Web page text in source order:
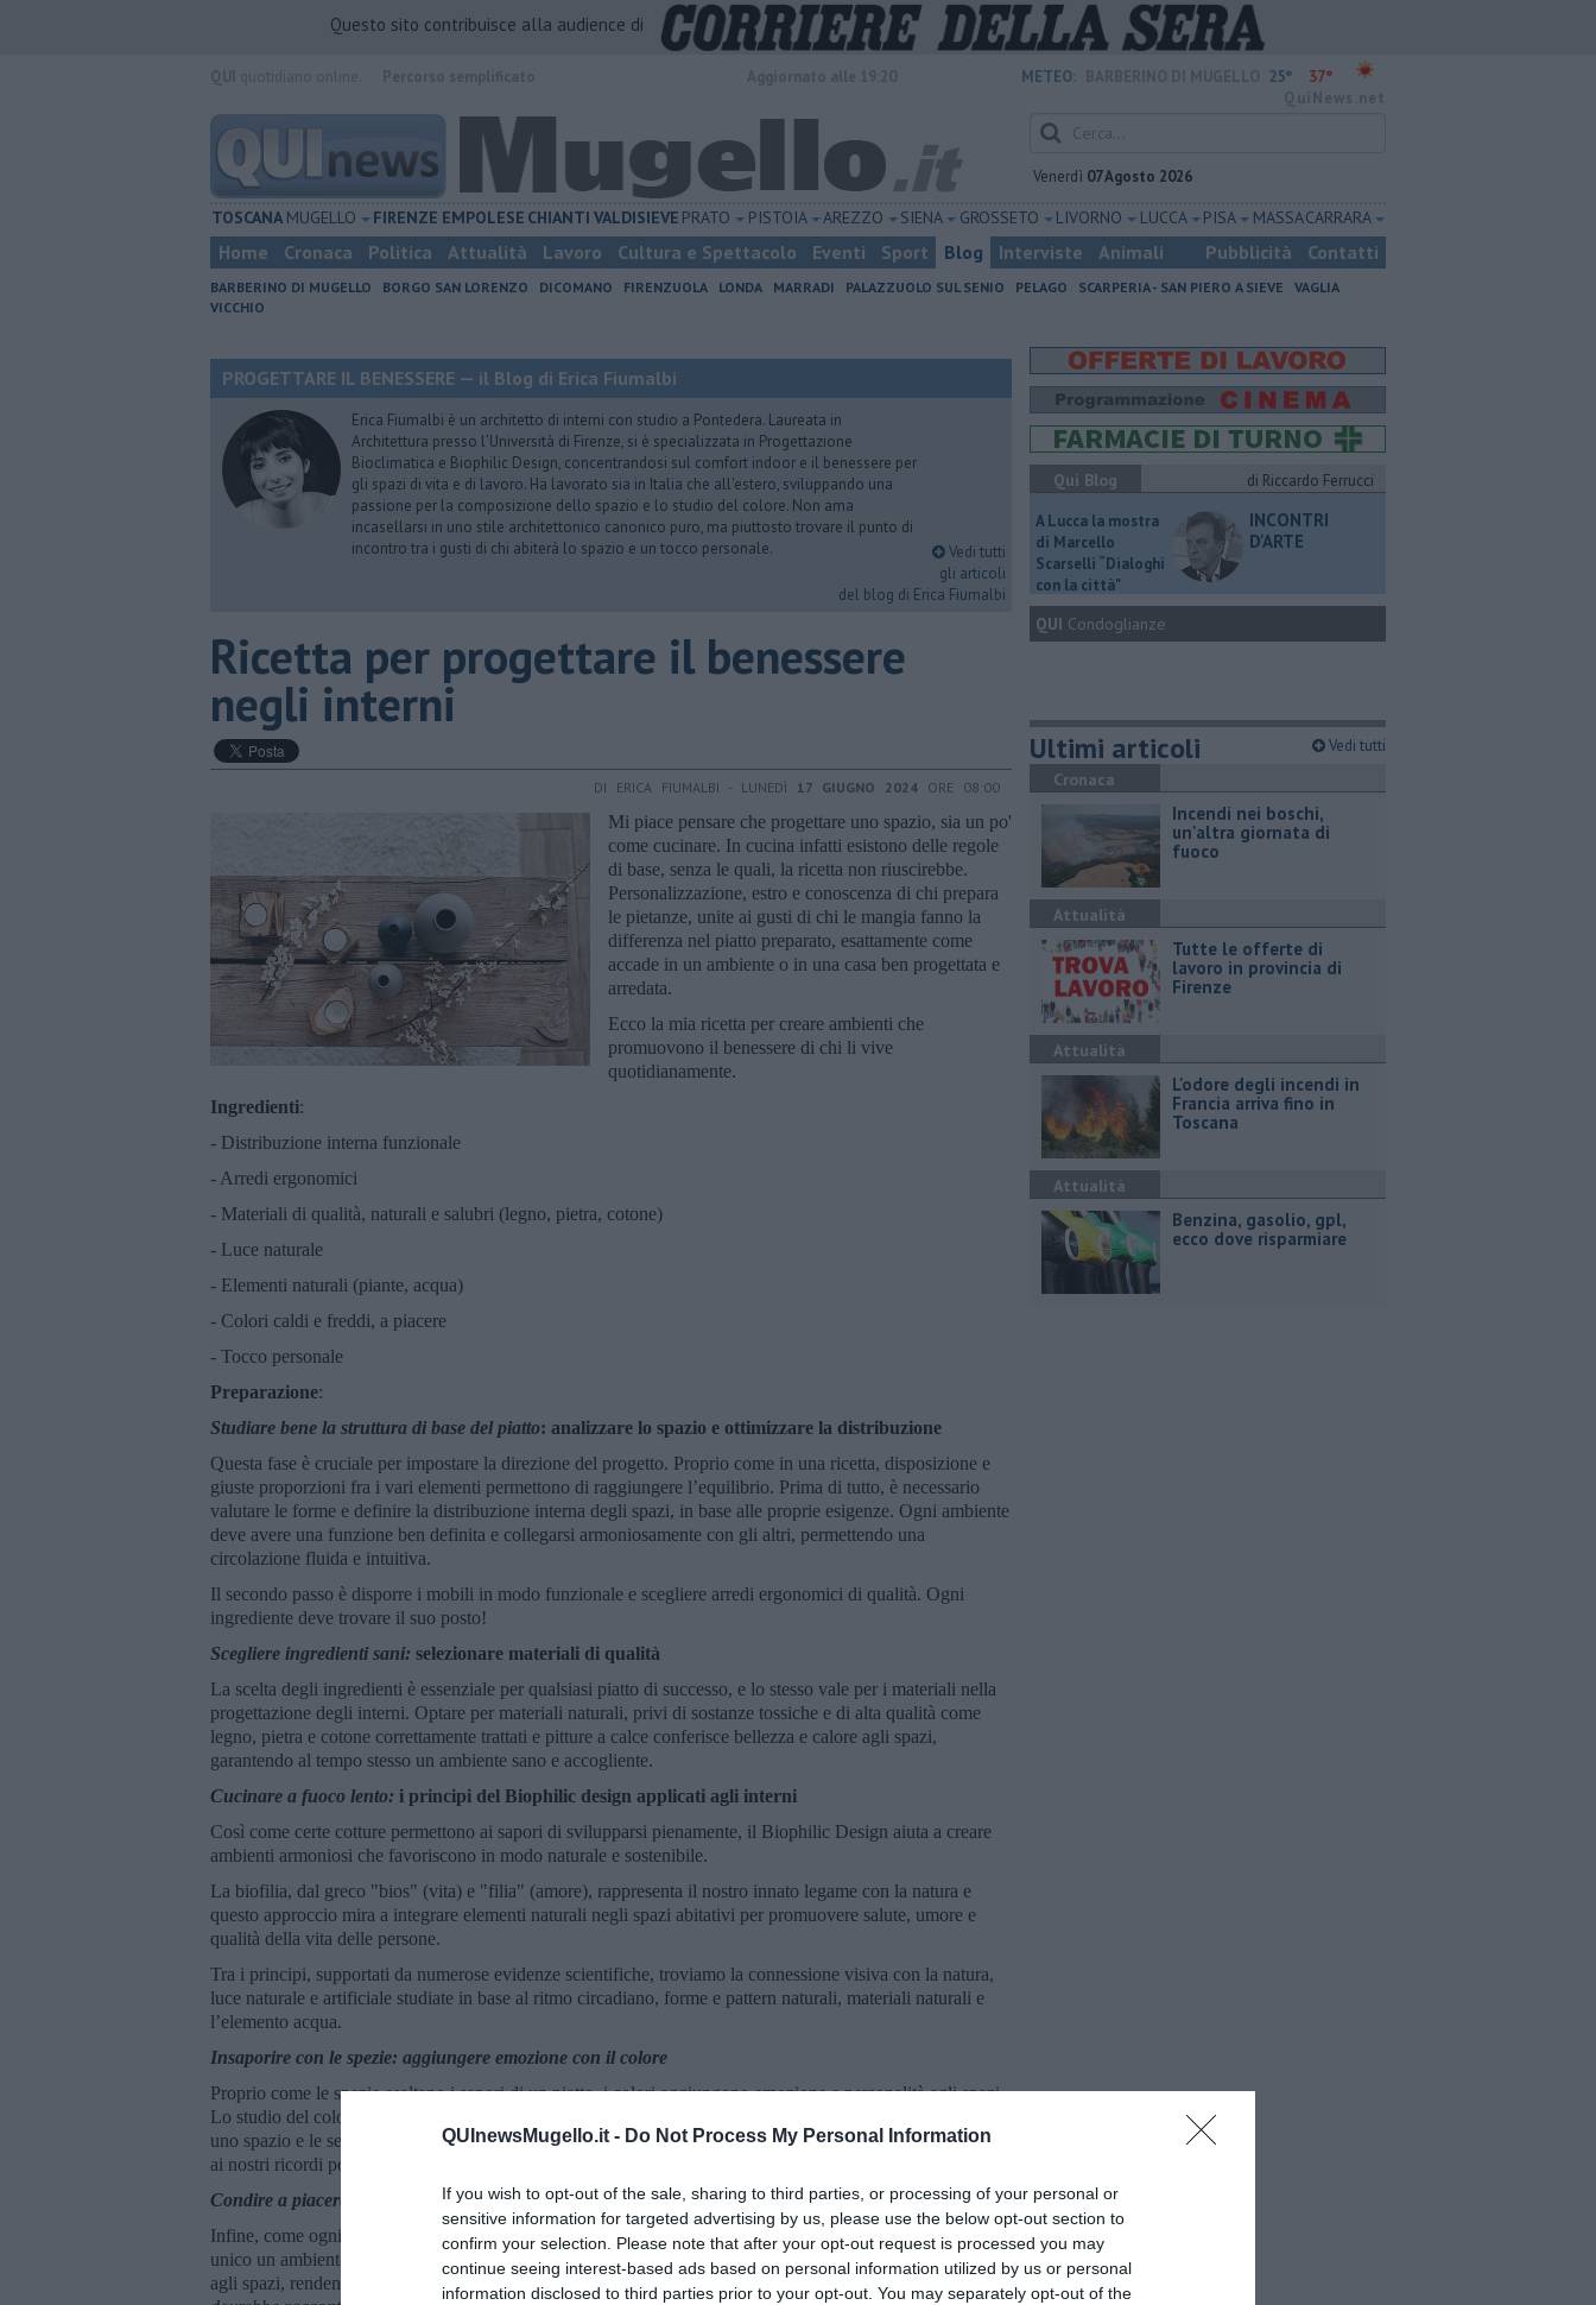
QUInewsMugello.it - Do Not Process My Personal Information
If you wish to opt-out of the sale, sharing to third parties, or processing of your personal or
sensitive information for targeted advertising by us, please use the below opt-out section to
confirm your selection. Please note that after your opt-out request is processed you may
continue seeing interest-based ads based on personal information utilized by us or personal
information disclosed to third parties prior to your opt-out. You may separately opt-out of the
Questo sito contribuisce alla audience di
METEO: 25° 37°
Venerdì 07 Agosto 2026
TOSCANA MUGELLO FIRENZE EMPOLESE CHIANTI VALDISIEVE PRATO PISTOIA AREZZO SIENA GROSSETO LIVORNO LUCCA PISA MASSA CARRARA
Home Cronaca Politica Attualità Lavoro Cultura e Spettacolo Eventi Sport Blog Interviste Animali Pubblicità Contatti
BARBERINO DI MUGELLO BORGO SAN LORENZO DICOMANO FIRENZUOLA LONDA MARRADI PALAZZUOLO SUL SENIO PELAGO SCARPERIA - SAN PIERO A SIEVE
VAGLIA
VICCHIO
PROGETTARE IL BENESSERE — il Blog di Erica Fiumalbi
Erica Fiumalbi è un architetto di interni con studio a Pontedera. Laureata in
Architettura presso l’Università di Firenze, si è specializzata in Progettazione
Bioclimatica e Biophilic Design, concentrandosi sul comfort indoor e il benessere per
gli spazi di vita e di lavoro. Ha lavorato sia in Italia che all'estero, sviluppando una
passione per la composizione dello spazio e lo studio del colore. Non ama
incasellarsi in uno stile architettonico canonico puro, ma piuttosto trovare il punto di
incontro tra i gusti di chi abiterà lo spazio e un tocco personale.
Vedi tutti
gli articoli
del blog di Erica Fiumalbi
​Ricetta per progettare il benessere
negli interni
DI ERICA FIUMALBI - LUNEDÌ 17 GIUGNO 2024 ORE 08:00
Mi piace pensare che progettare uno spazio, sia un po'
come cucinare. In cucina infatti esistono delle regole
di base, senza le quali, la ricetta non riuscirebbe.
Personalizzazione, estro e conoscenza di chi prepara
le pietanze, unite ai gusti di chi le mangia fanno la
differenza nel piatto preparato, esattamente come
accade in un ambiente o in una casa ben progettata e
arredata.
Ecco la mia ricetta per creare ambienti che
promuovono il benessere di chi li vive
quotidianamente.
Ingredienti:
- Distribuzione interna funzionale
- Arredi ergonomici
- Materiali di qualità, naturali e salubri (legno, pietra, cotone)
- Luce naturale
- Elementi naturali (piante, acqua)
- Colori caldi e freddi, a piacere
- Tocco personale
Preparazione:
Studiare bene la struttura di base del piatto: analizzare lo spazio e ottimizzare la distribuzione
Questa fase è cruciale per impostare la direzione del progetto. Proprio come in una ricetta, disposizione e
giuste proporzioni fra i vari elementi permettono di raggiungere l’equilibrio. Prima di tutto, è necessario
valutare le forme e definire la distribuzione interna degli spazi, in base alle proprie esigenze. Ogni ambiente
deve avere una funzione ben definita e collegarsi armoniosamente con gli altri, permettendo una
circolazione fluida e intuitiva.
Il secondo passo è disporre i mobili in modo funzionale e scegliere arredi ergonomici di qualità. Ogni
ingrediente deve trovare il suo posto!
Scegliere ingredienti sani: selezionare materiali di qualità
La scelta degli ingredienti è essenziale per qualsiasi piatto di successo, e lo stesso vale per i materiali nella
progettazione degli interni. Optare per materiali naturali, privi di sostanze tossiche e di alta qualità come
legno, pietra e cotone correttamente trattati e pitture a calce conferisce bellezza e calore agli spazi,
garantendo al tempo stesso un ambiente sano e accogliente.
Cucinare a fuoco lento: i principi del Biophilic design applicati agli interni
Così come certe cotture permettono ai sapori di svilupparsi pienamente, il Biophilic Design aiuta a creare
ambienti armoniosi che favoriscono in modo naturale e sostenibile.
La biofilia, dal greco "bios" (vita) e "filia" (amore), rappresenta il nostro innato legame con la natura e
questo approccio mira a integrare elementi naturali negli spazi abitativi per promuovere salute, umore e
qualità della vita delle persone.
Tra i principi, supportati da numerose evidenze scientifiche, troviamo la connessione visiva con la natura,
luce naturale e artificiale studiate in base al ritmo circadiano, forme e pattern naturali, materiali naturali e
l’elemento acqua.
Insaporire con le spezie: aggiungere emozione con il colore
Proprio come le spezie esaltano i sapori di un piatto, i colori aggiungono emozione e personalità agli spazi.
Lo studio del colore è un tema molto vasto e delicato che può cambiare completamente la percezione di
uno spazio e le sensazioni che ci trasmette. Per questo i colori devono rispecchiare i gusti personali, legati
ai nostri ricordi positivi, per creare un ambiente in cui ci si senta veramente a casa.
Condire a piacere: personalizzare attraverso i dettagli
Infine, come ogni piatto deve essere condito a piacere, la personalizzazione dei dettagli è ciò che rende
unico un ambiente. Fotografie, opere d’arte, ricordi di viaggio e piccoli oggetti personali donano carattere
agli spazi, rendendoli davvero nostri. Per dirlo con le parole del designer Nate Berkus,
“La tua casa
Qui Blog
di Riccardo Ferrucci
A Lucca la mostra
di Marcello
Scarselli “Dialoghi
con la città"
INCONTRI
D'ARTE
QUI Condoglianze
Ultimi articoli Vedi tutti
Cronaca
Incendi nei boschi,
un'altra giornata di
fuoco
Attualità
​Tutte le offerte di
lavoro in provincia di
Firenze
Attualità
L'odore degli incendi in
Francia arriva fino in
Toscana
Attualità
​Benzina, gasolio, gpl,
ecco dove risparmiare